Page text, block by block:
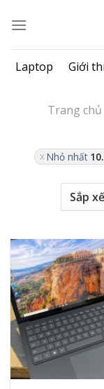
qua
dungLaptop Giới
Trang chủ
Nhỏ nhất